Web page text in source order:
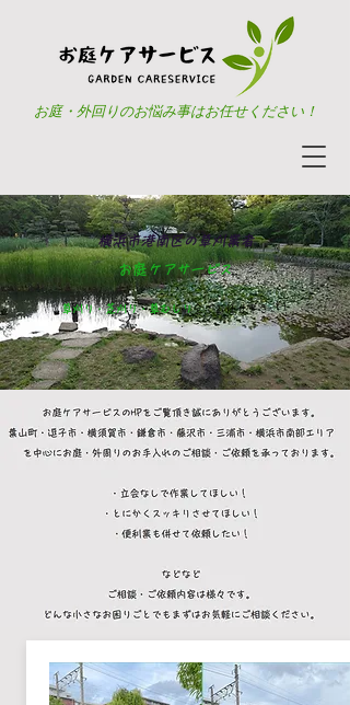
​お庭・外回りのお悩み事はお任せください！
横浜市港南区の草刈業者
お庭ケアサービス
草刈り・芝刈り・草むしり全てお任せ下さい！